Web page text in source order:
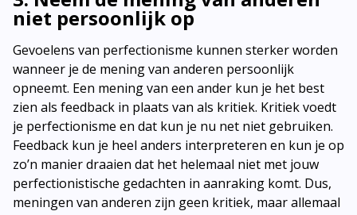
niet persoonlijk op
Gevoelens van perfectionisme kunnen sterker worden
wanneer je de mening van anderen persoonlijk
opneemt. Een mening van een ander kun je het best
zien als feedback in plaats van als kritiek. Kritiek voedt
je perfectionisme en dat kun je nu net niet gebruiken.
Feedback kun je heel anders interpreteren en kun je op
zo’n manier draaien dat het helemaal niet met jouw
perfectionistische gedachten in aanraking komt. Dus,
meningen van anderen zijn geen kritiek, maar allemaal